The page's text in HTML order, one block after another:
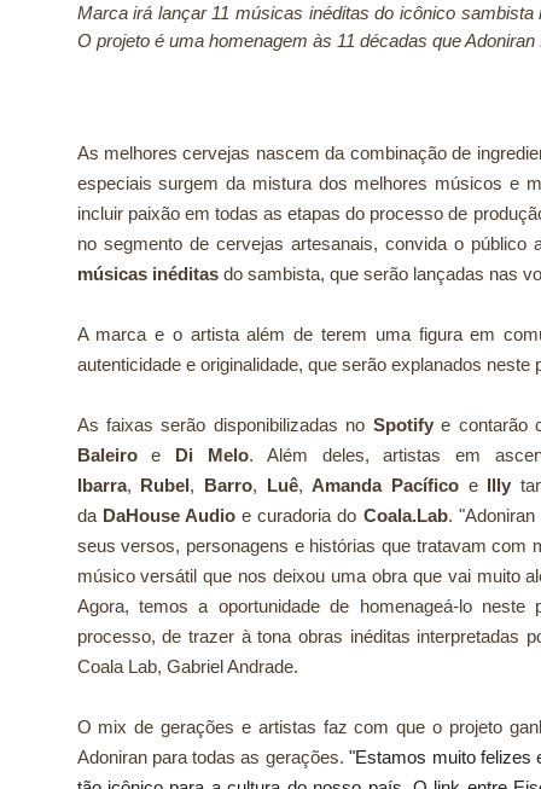
Marca irá lançar 11 músicas inéditas do icônico
O projeto é uma homenagem às 11 décadas que
As melhores cervejas nascem da combinação de
especiais surgem da mistura dos melhores músicos e
incluir paixão em todas as etapas do processo de
no segmento de cervejas artesanais, convida o
músicas inéditasdo sambista, que serão lançadas nas
A marca e o artista além de terem uma figura em
autenticidade e originalidade, que serão explanados neste
As faixas serão disponibilizadas no Spotifye contarão
Baleiroe Di Melo. Além deles, artistas em
Ibarra, Rubel, Barro, Luê,Amanda Pacíficoe Illy
da DaHouse Audioe curadoria do Coala.Lab.
seus versos, personagens e histórias que tratavam com
músico versátil que nos deixou uma obra que vai muito
Agora, temos a oportunidade de homenageá-lo
processo, de trazer à tona obras inéditas interpretadas
Coala Lab, Gabriel Andrade.
O mix de gerações e artistas faz com que o projeto
Adoniran para todas as gerações."Estamos muito felizes